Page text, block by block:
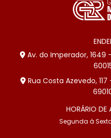
Av. do Imperador, 1649
Rua Costa Azevedo,
HORÁRIO DE
Segunda à